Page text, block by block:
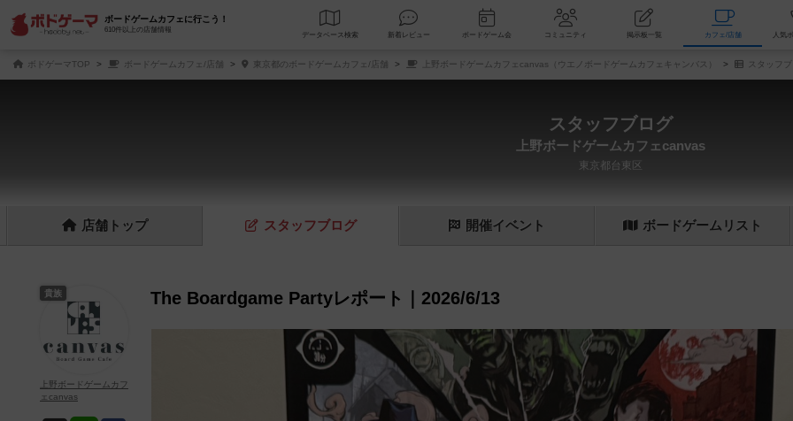
ボードゲームカフェに行こう！
610件以上の店舗情報
データベース 検索 新着レビュー ボードゲーム会 コミュニティ 掲示板一覧 カ
ボドゲーマTOP ボードゲームカフェ/店舗 東京都のボードゲームカフェ/店舗 上野ボードゲームカフェcanvas（ウエノボードゲームカフェキャンバス） スタッフブ
スタッフブログ
上野ボードゲームカフェcanvas
東京都台東区
店舗 トップ スタッフブログ 開催イベント ボードゲーム リスト
The Boardgame Partyレポート｜2026/6/13
貴族
上野ボードゲームカフ
ェcanvas